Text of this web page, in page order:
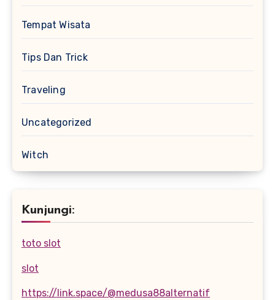
Tempat Wisata
Tips Dan Trick
Traveling
Uncategorized
Witch
Kunjungi:
toto slot
slot
https://link.space/@medusa88alternatif